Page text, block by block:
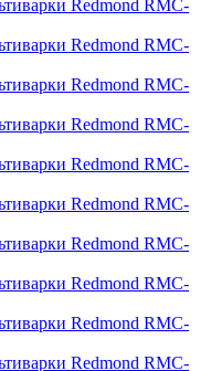
Redmond RMC-
Redmond RMC-
Redmond RMC-
Redmond RMC-
Redmond RMC-
Redmond RMC-
Redmond RMC-
Redmond RMC-
Redmond RMC-
Redmond RMC-